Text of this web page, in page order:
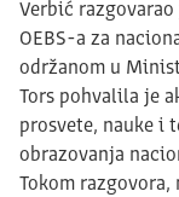
Verbić
OEBS-a za
održanom u
Tors pohvalila je
prosvete, nauke i
obrazovanja
Tokom